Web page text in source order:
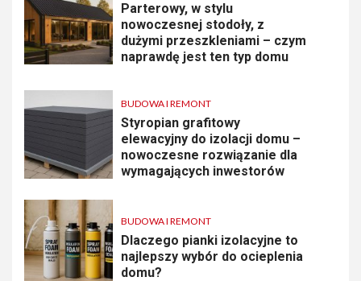
Parterowy, w stylu
nowoczesnej stodoły, z
dużymi przeszkleniami – czym
naprawdę jest ten typ domu
BUDOWA I REMONT
Styropian grafitowy
elewacyjny do izolacji domu –
nowoczesne rozwiązanie dla
wymagających inwestorów
BUDOWA I REMONT
Dlaczego pianki izolacyjne to
najlepszy wybór do ocieplenia
domu?